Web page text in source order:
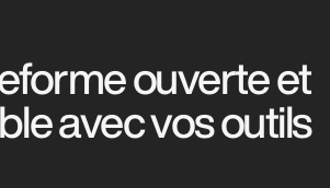
ouverte et
avec vos outils